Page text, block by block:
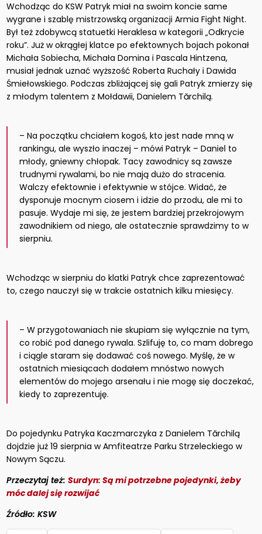
Wchodząc do KSW Patryk miał na swoim koncie same
wygrane i szablę mistrzowską organizacji Armia Fight Night.
Był też zdobywcą statuetki Heraklesa w kategorii „Odkrycie
roku”. Już w okrągłej klatce po efektownych bojach pokonał
Michała Sobiecha, Michała Domina i Pascala Hintzena,
musiał jednak uznać wyższość Roberta Ruchały i Dawida
Śmiełowskiego. Podczas zbliżającej się gali Patryk zmierzy się
z młodym talentem z Mołdawii, Danielem Tărchilą.
– Na początku chciałem kogoś, kto jest nade mną w
rankingu, ale wyszło inaczej – mówi Patryk – Daniel to
młody, gniewny chłopak. Tacy zawodnicy są zawsze
trudnymi rywalami, bo nie mają dużo do stracenia.
Walczy efektownie i efektywnie w stójce. Widać, że
dysponuje mocnym ciosem i idzie do przodu, ale mi to
pasuje. Wydaje mi się, że jestem bardziej przekrojowym
zawodnikiem od niego, ale ostatecznie sprawdzimy to w
sierpniu.
Wchodząc w sierpniu do klatki Patryk chce zaprezentować
to, czego nauczył się w trakcie ostatnich kilku miesięcy.
– W przygotowaniach nie skupiam się wyłącznie na tym,
co robić pod danego rywala. Szlifuję to, co mam dobrego
i ciągle staram się dodawać coś nowego. Myślę, że w
ostatnich miesiącach dodałem mnóstwo nowych
elementów do mojego arsenału i nie mogę się doczekać,
kiedy to zaprezentuję.
Do pojedynku Patryka Kaczmarczyka z Danielem Tărchilą
dojdzie już 19 sierpnia w Amfiteatrze Parku Strzeleckiego w
Nowym Sączu.
Przeczytaj też:Surdyn: Są mi potrzebne pojedynki, żeby
móc dalej się rozwijać
Źródło: KSW